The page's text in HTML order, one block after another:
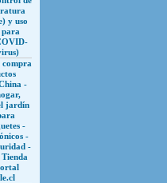
y uso
para
compra
-
jardín
-
-
-
Tienda